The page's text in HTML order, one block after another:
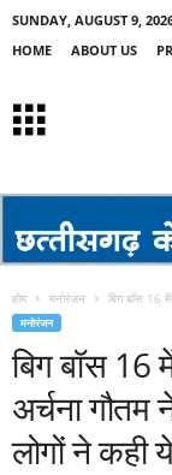
SUNDAY, AUGUST 9,
HOME
ABOUT US
होम मनोरंजन बिग बॉस 16 में
मनोरंजन
बिग बॉस 16
अर्चना गौतम
लोगों ने कही